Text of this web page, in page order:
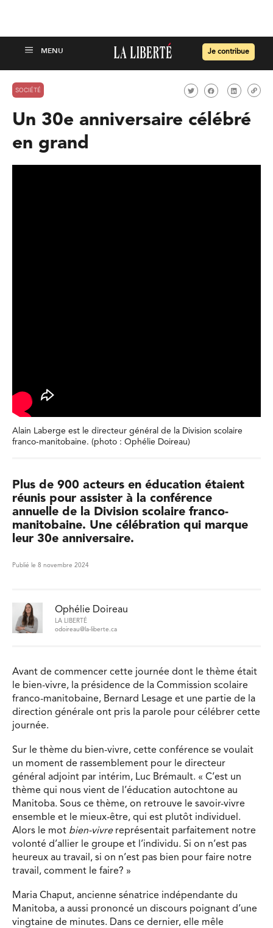
Je contribue
SOCIÉTÉ
Un 30e anniversaire célébré
en grand
Alain Laberge est le directeur général de la Division scolaire
franco-manitobaine. (photo : Ophélie Doireau)
Plus de 900 acteurs en éducation étaient
réunis pour assister à la conférence
annuelle de la Division scolaire franco-
manitobaine. Une célébration qui marque
leur 30e anniversaire.
Publié le 8 novembre 2024
Ophélie Doireau
LA LIBERTÉ
odoireau@la-liberte.ca
Avant de commencer cette journée dont le thème était
le bien-vivre, la présidence de la Commission scolaire
franco-manitobaine, Bernard Lesage et une partie de la
direction générale ont pris la parole pour célébrer cette
journée.
Sur le thème du bien-vivre, cette conférence se voulait
un moment de rassemblement pour le directeur
général adjoint par intérim, Luc Brémault. « C’est un
thème qui nous vient de l’éducation autochtone au
Manitoba. Sous ce thème, on retrouve le savoir-vivre
ensemble et le mieux-être, qui est plutôt individuel.
Alors le mot bien-vivre représentait parfaitement notre
volonté d’allier le groupe et l’individu. Si on n’est pas
heureux au travail, si on n’est pas bien pour faire notre
travail, comment le faire? »
Maria Chaput, ancienne sénatrice indépendante du
Manitoba, a aussi prononcé un discours poignant d’une
vingtaine de minutes. Dans ce dernier, elle mêle